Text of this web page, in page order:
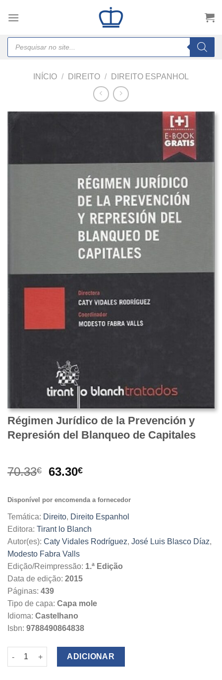
Products
search
INÍCIO / DIREITO / DIREITO ESPANHOL
Régimen Jurídico de la Prevención y
Represión del Blanqueo de Capitales
70.33€
O
original
70.33€.
63.30€O
atual
63.30€.
Disponível por encomenda a fornecedor
Temática: Direito, Direito Espanhol
Editora: Tirant lo Blanch
Autor(es): Caty Vidales Rodríguez, José Luis Blasco Díaz,
Modesto Fabra Valls
Edição/Reimpressão: 1.ª Edição
Data de edição: 2015
Páginas: 439
Tipo de capa: Capa mole
Idioma: Castelhano
Isbn: 9788490864838
Quantidade de Régimen Jurídico de la Prevención y
ADICIONAR